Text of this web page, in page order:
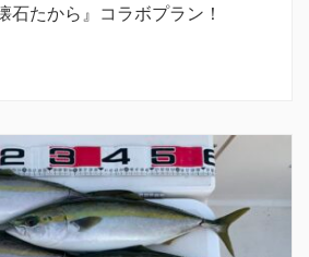
石たから』コラボプラン！